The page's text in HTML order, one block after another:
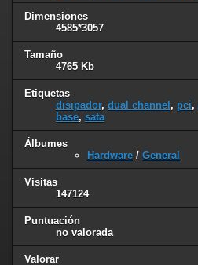
Dimensiones
4585*3057
Tamaño
4765 Kb
Etiquetas
disipador, dual channel , pci,
base, sata
Álbumes
Hardware / General
Visitas
147124
Puntuación
no valorada
Valorar